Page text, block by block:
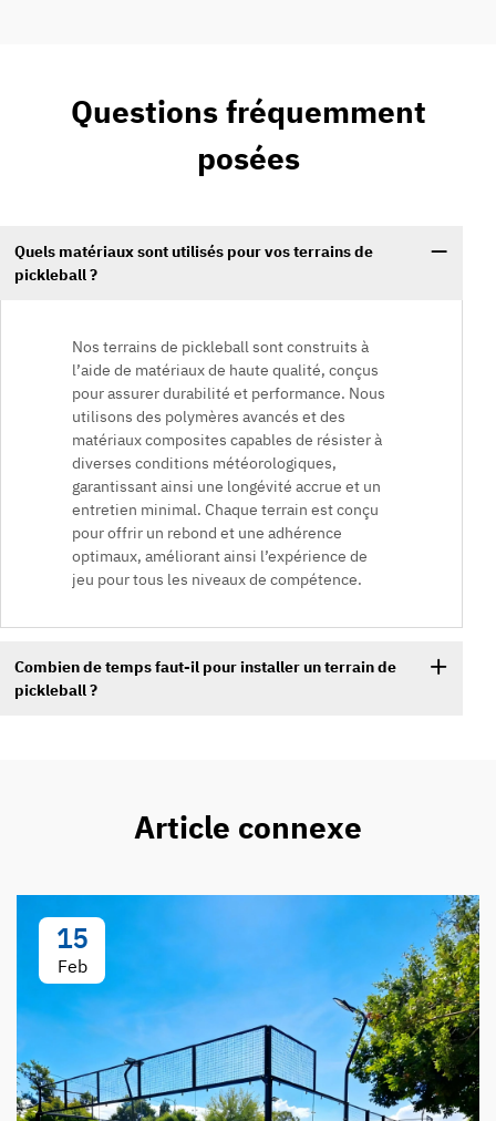
Questions fréquemment
posées
Quels matériaux sont utilisés pour vos terrains de
pickleball ?
Nos terrains de pickleball sont construits à
l’aide de matériaux de haute qualité, conçus
pour assurer durabilité et performance. Nous
utilisons des polymères avancés et des
matériaux composites capables de résister à
diverses conditions météorologiques,
garantissant ainsi une longévité accrue et un
entretien minimal. Chaque terrain est conçu
pour offrir un rebond et une adhérence
optimaux, améliorant ainsi l’expérience de
jeu pour tous les niveaux de compétence.
Combien de temps faut-il pour installer un terrain de
pickleball ?
Article connexe
15
Feb